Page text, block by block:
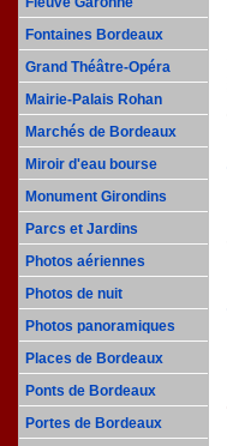
Fontaines Bordeaux
Grand Théâtre-Opéra
Mairie-Palais Rohan
Marchés de Bordeaux
Miroir d'eau bourse
Monument Girondins
Parcs et Jardins
Photos aériennes
Photos de nuit
Photos panoramiques
Places de Bordeaux
Ponts de Bordeaux
Portes de Bordeaux